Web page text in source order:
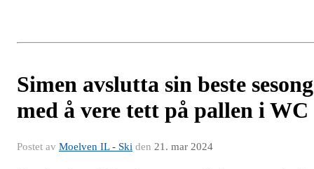
Simen avslutta sin beste sesong
med å vere tett på pallen i WC
Postet av Moelven IL - Ski den 21. mar 2024